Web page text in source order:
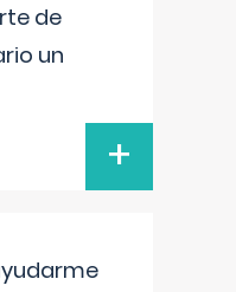
de
un
+